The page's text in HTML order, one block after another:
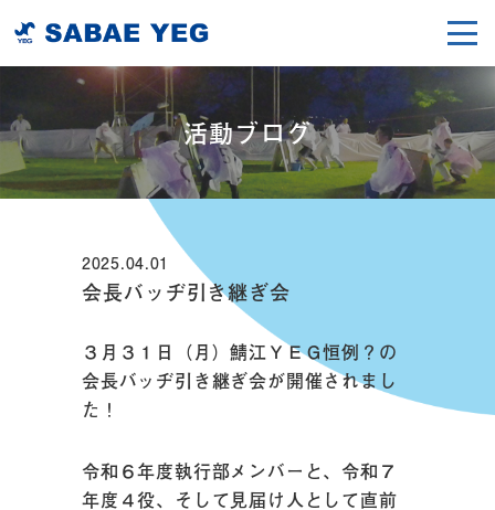
活動ブログ
2025.04.01
会長バッヂ引き継ぎ会
３月３１日（月）鯖江ＹＥＧ恒例？の
会長バッヂ引き継ぎ会が開催されまし
た！
令和６年度執行部メンバーと、令和７
年度４役、そして見届け人として直前